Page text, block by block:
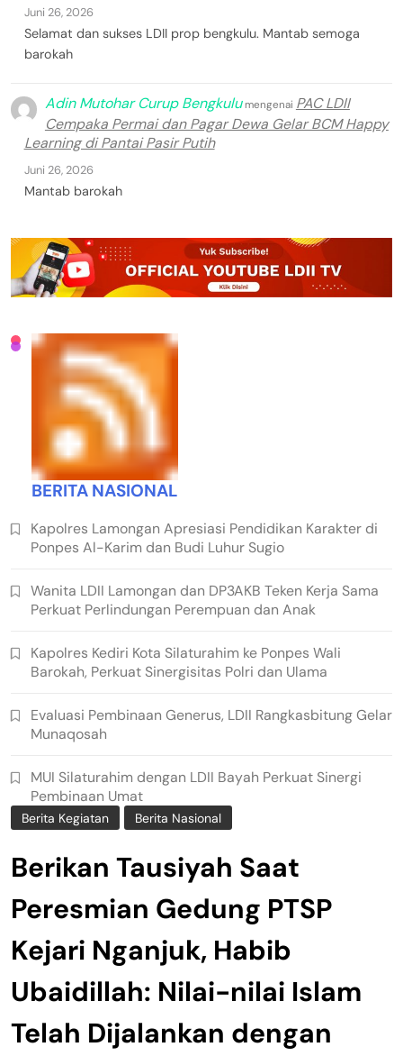
Berita Kegiatan Berita Nasional
Berikan Tausiyah Saat
Peresmian Gedung PTSP
Kejari Nganjuk, Habib
Ubaidillah: Nilai-nilai Islam
Telah Dijalankan dengan
Juni 26, 2026
Selamat dan sukses LDII prop bengkulu. Mantab semoga
barokah
Adin Mutohar Curup Bengkulumengenai PAC LDII
Cempaka Permai dan Pagar Dewa Gelar BCM Happy
Learning di Pantai Pasir Putih
Juni 26, 2026
Mantab barokah
BERITA NASIONAL
Kapolres Lamongan Apresiasi Pendidikan Karakter di
Ponpes Al-Karim dan Budi Luhur Sugio
Wanita LDII Lamongan dan DP3AKB Teken Kerja Sama
Perkuat Perlindungan Perempuan dan Anak
Kapolres Kediri Kota Silaturahim ke Ponpes Wali
Barokah, Perkuat Sinergisitas Polri dan Ulama
Evaluasi Pembinaan Generus, LDII Rangkasbitung Gelar
Munaqosah
MUI Silaturahim dengan LDII Bayah Perkuat Sinergi
Pembinaan Umat